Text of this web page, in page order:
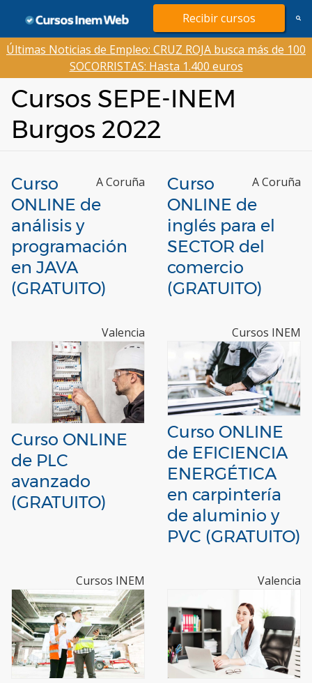
contenido
Recibir cursos
Últimas Noticias de Empleo: CRUZ ROJA busca más de 100
SOCORRISTAS: Hasta 1.400 euros
Cursos SEPE-INEM
Burgos 2022
A Coruña
Curso
ONLINE de
análisis y
programación
en JAVA
(GRATUITO)
A Coruña
Curso
ONLINE de
inglés para el
SECTOR del
comercio
(GRATUITO)
Valencia
Curso ONLINE
de PLC
avanzado
(GRATUITO)
Cursos INEM
Curso ONLINE
de EFICIENCIA
ENERGÉTICA
en carpintería
de aluminio y
PVC (GRATUITO)
Cursos INEM Valencia